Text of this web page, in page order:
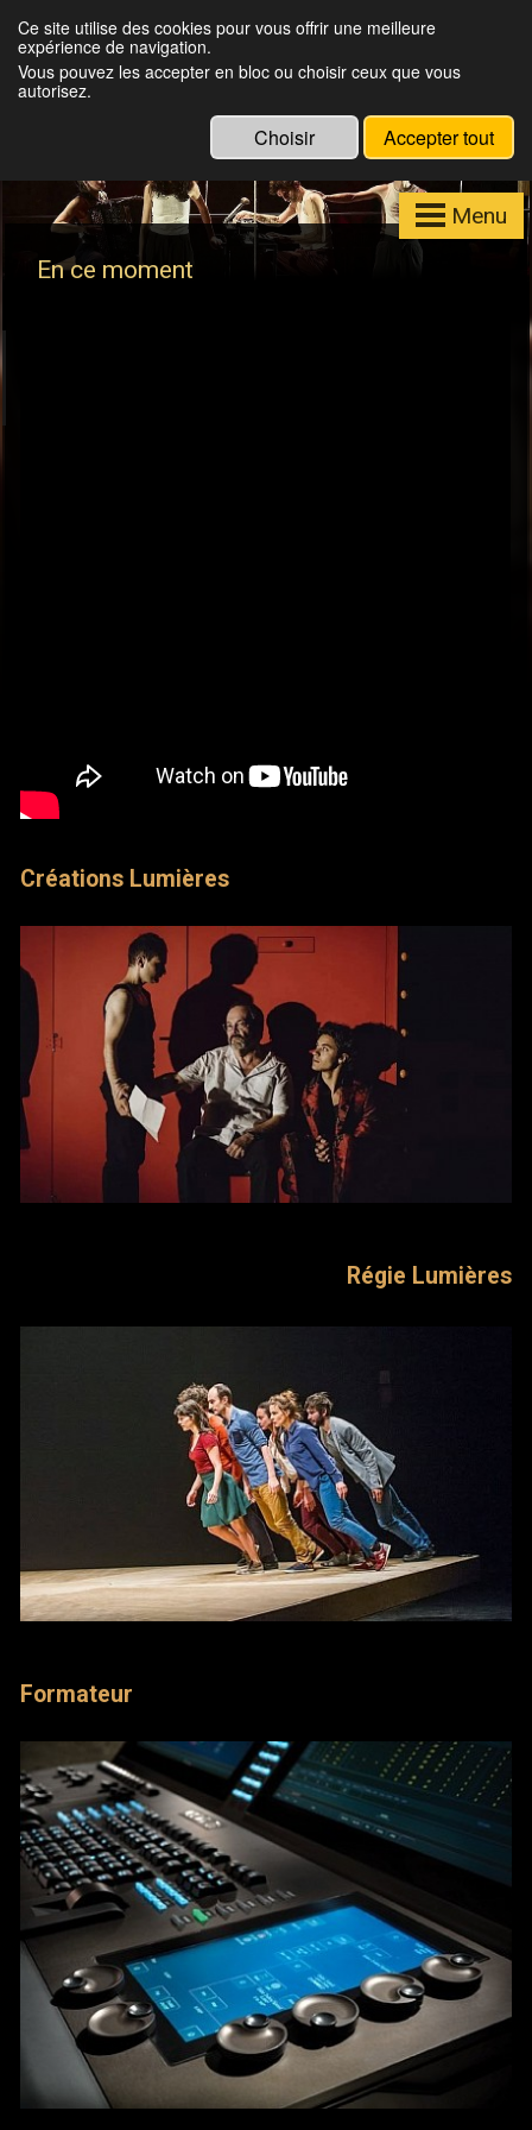
Julien Louisgrand
Eclairagiste, Régisseur lumières, Formateur
Eos
Menu
En ce moment
Créations Lumières
Régie Lumières
Formateur
Ce site utilise des cookies pour vous offrir une meilleure
expérience de navigation.
Vous pouvez les accepter en bloc ou choisir ceux que vous
autorisez.
Choisir Accepter tout